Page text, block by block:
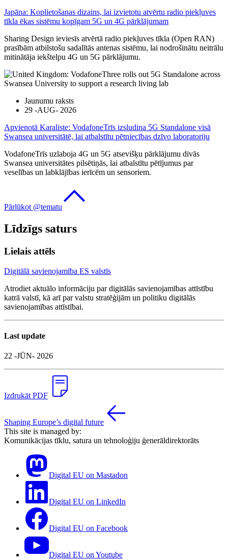
Japāna: Koplietošanas dizains, lai izvietotu atvērtu radio piekļuves
tīkla ēkas sistēmu kopīgam 5G un 4G pārklājumam
Sharing Design ieviesīs atvērtā radio piekļuves tīkla (Open RAN)
prasībām atbilstošu sadalītās antenas sistēmu, lai nodrošinātu neitrālu
mitinātāja iekštelpu 4G un 5G pārklājumu.
Jaunumu raksts
29 -AUG- 2026
Apvienotā Karaliste: VodafoneTrīs izsludina 5G Standalone visā
Swansea universitātē, lai atbalstītu pētniecības dzīvo laboratoriju
VodafoneTrīs uzlaboja 4G un 5G atsevišķu pārklājumu divās
Swansea universitātes pilsētiņās, lai atbalstītu pētījumus par
veselības un labklājības ierīcēm un sensoriem.
Pārlūkot @tematu
Līdzīgs saturs
Lielais attēls
Digitālā savienojamība ES valstīs
Atrodiet aktuālo informāciju par digitālās savienojamības attīstību
katrā valstī, kā arī par valstu stratēģijām un politiku digitālās
savienojamības attīstībai.
Last update
22 -JŪN- 2026
Izdrukāt PDF
Shaping Europe’s digital future
This site is managed by:
Komunikācijas tīklu, satura un tehnoloģiju ģenerāldirektorāts
Digital EU on Mastadon
Digital EU on LinkedIn
Digital EU on Facebook
Digital EU on Youtube